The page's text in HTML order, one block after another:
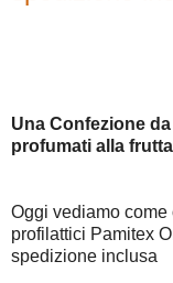
Una Confezione
profumati alla
Oggi vediamo
profilattici Pamitex
spedizione inclusa